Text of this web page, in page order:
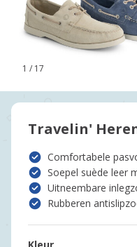
1 / 17
Travelin'
Comfortabele
Soepel suède leer
Uitneembare
Rubberen